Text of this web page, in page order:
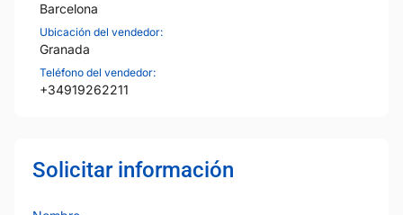
Barcelona
Ubicación del vendedor:
Granada
Teléfono del vendedor:
+34919262211
Solicitar información